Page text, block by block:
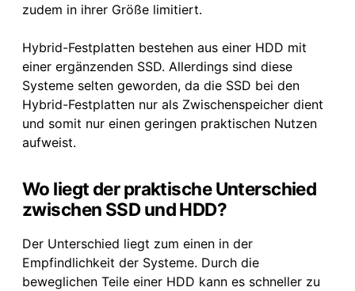
zudem in ihrer Größe limitiert.
Hybrid-Festplatten bestehen aus einer HDD mit
einer ergänzenden SSD. Allerdings sind diese
Systeme selten geworden, da die SSD bei den
Hybrid-Festplatten nur als Zwischenspeicher dient
und somit nur einen geringen praktischen Nutzen
aufweist.
Wo liegt der praktische Unterschied
zwischen SSD und HDD?
Der Unterschied liegt zum einen in der
Empfindlichkeit der Systeme. Durch die
beweglichen Teile einer HDD kann es schneller zu